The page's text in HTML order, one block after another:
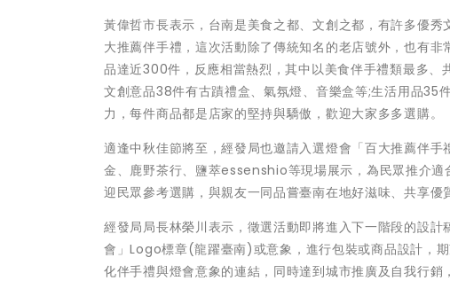
黃偉哲市長表示，台南是美食之都、文創之都，有許多優
大推薦伴手禮，這次活動除了傳統知名的老店號外，也有
品達近300件，反應相當熱烈，其中以美食伴手禮類最多
文創意品38件有古蹟禮盒、氣氛燈、音樂盒等;生活用品
力，每件商品都是店家的堅持與驕傲，歡迎大家多多選購。
適逢中秋佳節將至，經發局也邀請入選燈會「百大推薦伴
金、鹿野茶行、鹽萃essenshio等現場展示，為民眾推介
迎民眾參考選購，與親友一同品嘗臺南在地好滋味、共享優
經發局局長林榮川表示，徵選活動即將進入下一階段的設
會」Logo標章(龍躍臺南)或意象，進行包裝或商品設計，
化伴手禮與燈會意象的連結，同時達到城市推廣及自我行銷